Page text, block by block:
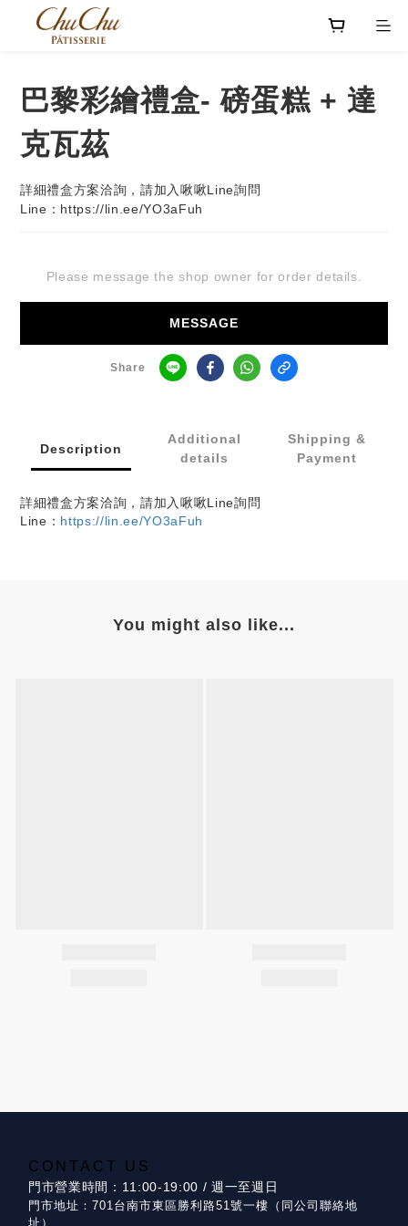
巴黎彩繪禮盒- 磅蛋糕 + 達
克瓦茲
詳細禮盒方案洽詢，請加入啾啾Line詢問
Line：https://lin.ee/YO3aFuh
Please message the shop owner for order details.
MESSAGE
Share
Description
Additional
details
Shipping &
Payment
詳細禮盒方案洽詢，請加入啾啾Line詢問
Line： https://lin.ee/YO3aFuh
You might also like...
CONTACT US
門市營業時間：11:00-19:00 / 週一至週日
門市地址：701台南市東區勝利路51號一樓（同公司聯絡地
址）